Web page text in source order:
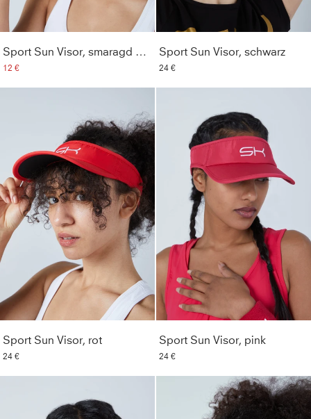
Sport Sun Visor, smaragd grün
12 €
Sport Sun Visor, schwarz
24 €
Sport Sun Visor, rot
24 €
Sport Sun Visor, pink
24 €